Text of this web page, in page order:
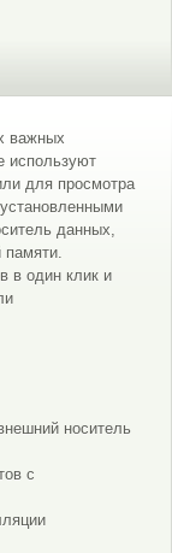
важных
используют
для просмотра
данных,
в один клик и
носитель
с